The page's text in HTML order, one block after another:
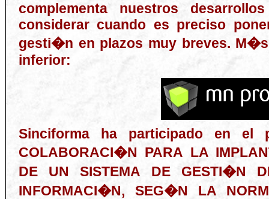
complementa nuestros
considerar cuando es preciso
gesti�n en plazos muy breves.
inferior:
Sinciforma ha participado en el
COLABORACI�N PARA LA
DE UN SISTEMA DE GESTI�N
INFORMACI�N, SEG�N LA